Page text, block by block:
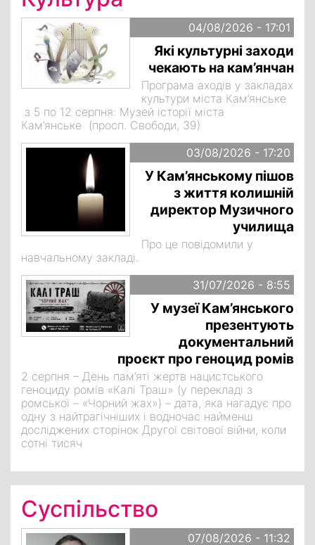
04/08/2026 - 17:01
Які культурні заходи
чекають на кам’янчан
Програма аходів у закладах
культури міста Кам’янське
з 5 по 12 серпня: Музей історії міста
Кам’янське (просп. Свободи, 39)
03/08/2026 - 17:20
У Кам’янському пішов
з життя колишній
директор Музичного
училища
Про це повідомили у
навчальному закладі.
31/07/2026 - 8:55
У музеї Кам’янського
презентують
документальний
проєкт про геноцид ромів
2 серпня – День пам’яті жертв нацистського
геноциду ромів «Калі Траш» (у перекладі з
ромської – «Чорний жах») – дата, яка нагадує про
одну з найтрагічніших і водночас найменш
досліджених сторінок Другої світової війни, коли
сотні тисяч
Суспільство
07/08/2026 - 11:32